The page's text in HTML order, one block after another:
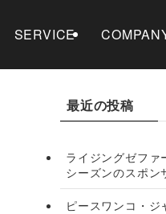
SERVICE
最近の投稿
ライジングゼフ
シーズンのスポン
ピースワンコ・